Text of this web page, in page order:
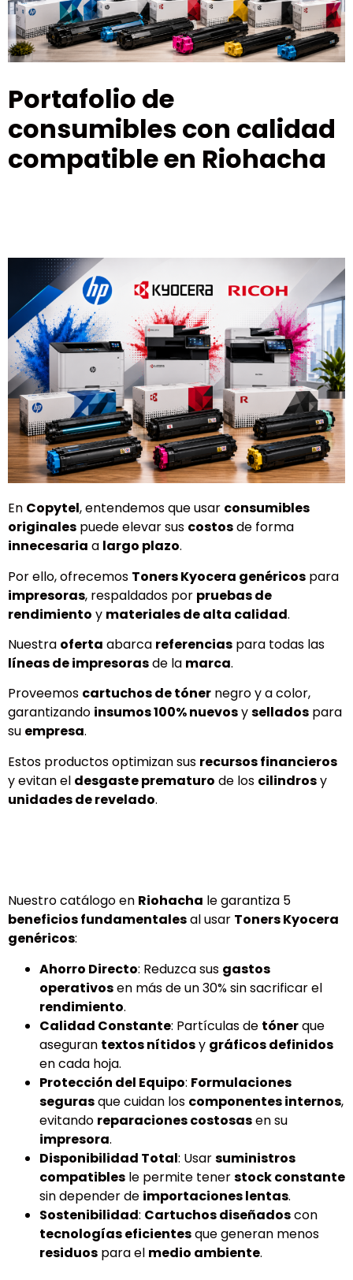
Portafolio de
consumibles con calidad
compatible en Riohacha
En Copytel, entendemos que usar consumibles
originales puede elevar sus costosde forma
innecesaria a largo plazo.
Por ello, ofrecemos Toners Kyocera genéricos para
impresoras, respaldados por pruebas de
rendimiento y materiales de alta calidad.
Nuestra oferta abarca referencias para todas las
líneas de impresorasde la marca.
Proveemos cartuchos de tóner negro y a color,
garantizando insumos 100% nuevosysellados para
su empresa.
Estos productos optimizan sus recursos financieros
y evitan el desgaste prematuro de los cilindrosy
unidades de revelado.
Nuestro catálogo en Riohacha le garantiza 5
beneficios fundamentalesal usar Toners Kyocera
genéricos:
Ahorro Directo: Reduzca sus gastos
operativosen más de un 30% sin sacrificar el
rendimiento.
Calidad Constante: Partículas de tónerque
aseguran textos nítidosy gráficos definidos
en cada hoja.
Protección del Equipo: Formulaciones
segurasque cuidan los componentes internos,
evitando reparaciones costosasen su
impresora.
Disponibilidad Total: Usarsuministros
compatibles le permite tenerstock constante
sin depender de importaciones lentas.
Sostenibilidad: Cartuchos diseñadoscon
tecnologías eficientesque generan menos
residuos para el medio ambiente.